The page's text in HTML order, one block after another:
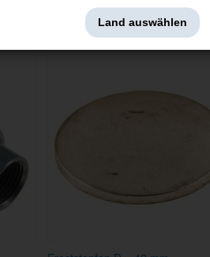
Andere haben auch
Land auswählen